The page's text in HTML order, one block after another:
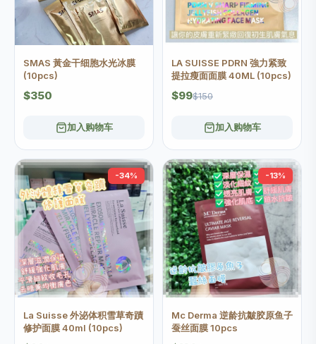
SMAS 黃金干细胞水光冰膜
(10pcs)
$350
加入购物车
LA SUISSE PDRN 強力紧致
提拉瘦面面膜 40ML (10pcs)
$99$150
加入购物车
-34%
La Suisse 外泌体积雪草奇蹟
修护面膜 40ml (10pcs)
-13%
Mc Derma 逆龄抗皺胶原鱼子
蚕丝面膜 10pcs